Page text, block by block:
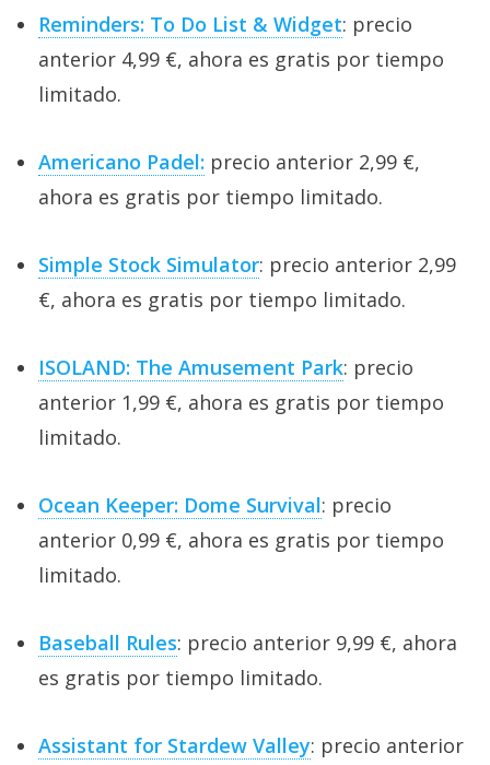
Reminders: To Do List & Widget: precio
anterior 4,99 €, ahora es gratis por tiempo
limitado.
Americano Padel: precio anterior 2,99 €,
ahora es gratis por tiempo limitado.
Simple Stock Simulator: precio anterior 2,99
€, ahora es gratis por tiempo limitado.
ISOLAND: The Amusement Park: precio
anterior 1,99 €, ahora es gratis por tiempo
limitado.
Ocean Keeper: Dome Survival: precio
anterior 0,99 €, ahora es gratis por tiempo
limitado.
Baseball Rules: precio anterior 9,99 €, ahora
es gratis por tiempo limitado.
Assistant for Stardew Valley: precio anterior